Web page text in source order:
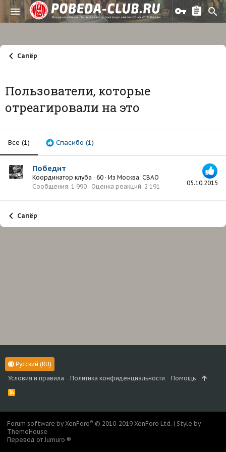
Сапёр
Пользователи, которые
отреагировали на это
Все (1) Спасибо (1)
05.10.2015
Победит
Координатор клуба · 60 · Из Москва, СВАО
Сообщения 1 990 Оценка реакций 2 191
Сапёр
Русский (RU)
Условия и правила
Политика конфиденциальности Помощь
R
S
Forum software by XenForo® © 2010-2019 XenForo Ltd. | Style by
ThemeHouse
Перевод от Jumuro ®